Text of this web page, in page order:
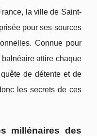
la ville de Saint-
pour ses sources
Connue pour
attire chaque
de détente et de
les secrets de ces
millénaires des